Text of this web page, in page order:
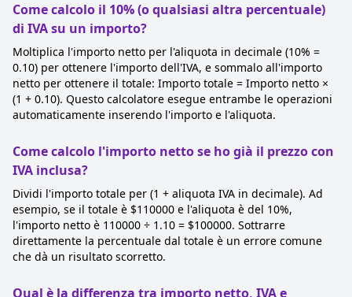
Come calcolo il 10% (o qualsiasi altra percentuale)
di IVA su un importo?
Moltiplica l'importo netto per l'aliquota in decimale (10% =
0.10) per ottenere l'importo dell'IVA, e sommalo all'importo
netto per ottenere il totale: Importo totale = Importo netto ×
(1 + 0.10). Questo calcolatore esegue entrambe le operazioni
automaticamente inserendo l'importo e l'aliquota.
Come calcolo l'importo netto se ho già il prezzo con
IVA inclusa?
Dividi l'importo totale per (1 + aliquota IVA in decimale). Ad
esempio, se il totale è $110000 e l'aliquota è del 10%,
l'importo netto è 110000 ÷ 1.10 = $100000. Sottrarre
direttamente la percentuale dal totale è un errore comune
che dà un risultato scorretto.
Qual è la differenza tra importo netto, IVA e